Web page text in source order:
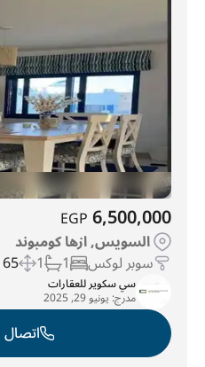
6,500,000
EGP
السويس, ازها كومبوند
سوبر لوكس 1
1
65 m
سي سكوير للعقارات
مدرج: يونيو 29, 2025
اتصال